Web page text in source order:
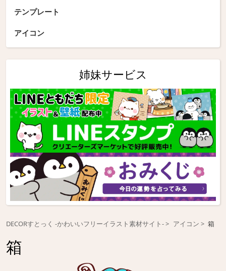
テンプレート
アイコン
姉妹サービス
DECORすとっく -かわいいフリーイラスト素材サイト- アイコン 箱
箱